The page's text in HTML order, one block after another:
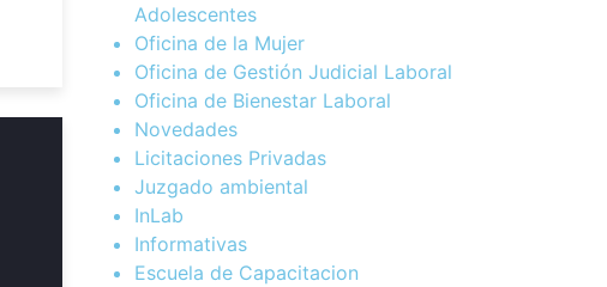
Adolescentes
Oficina de la Mujer
Oficina de Gestión Judicial Laboral
Oficina de Bienestar Laboral
Novedades
Licitaciones Privadas
Juzgado ambiental
InLab
Informativas
Escuela de Capacitacion